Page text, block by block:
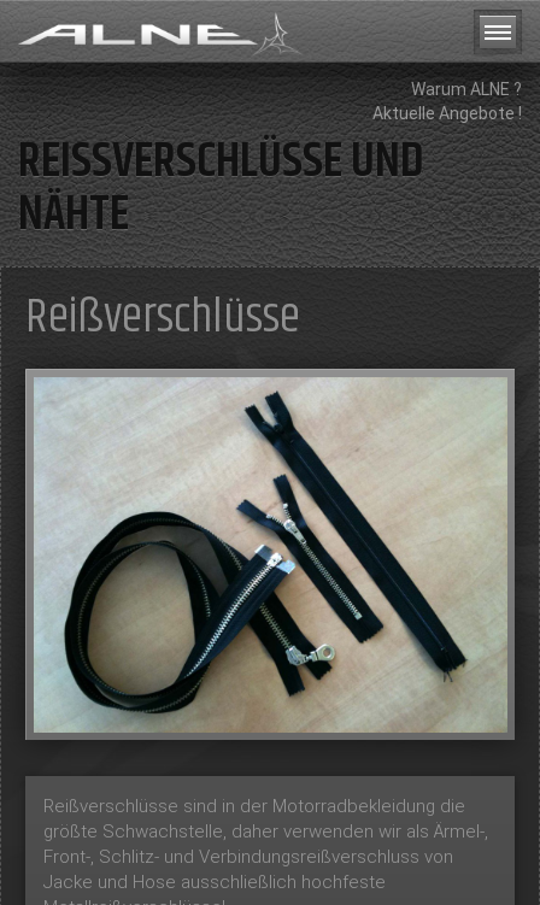
Warum ALNE ?
Aktuelle Angebote !
REISSVERSCHLÜSSE UND N
ÄHTE
Reißverschlüsse
Reißverschlüsse sind in der Motorradbekleidung die
größte Schwachstelle, daher verwenden wir als Ärmel-,
Front-, Schlitz- und Verbindungsreißverschluss von
Jacke und Hose ausschließlich hochfeste